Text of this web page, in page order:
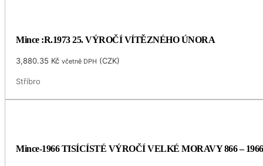
Mince :R.1973 25. VÝROČÍ VÍTĚZNÉHO ÚNORA
3,880.35 Kč včetně DPH (CZK)
Stříbro
Mince-1966 TISÍCÍSTÉ VÝROČÍ VELKÉ MORAVY 866 – 1966